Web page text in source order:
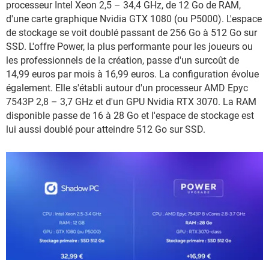
processeur Intel Xeon 2,5 – 34,4 GHz, de 12 Go de RAM,
d'une carte graphique Nvidia GTX 1080 (ou P5000). L'espace
de stockage se voit doublé passant de 256 Go à 512 Go sur
SSD. L'offre Power, la plus performante pour les joueurs ou
les professionnels de la création, passe d'un surcoût de
14,99 euros par mois à 16,99 euros. La configuration évolue
également. Elle s'établi autour d'un processeur AMD Epyc
7543P 2,8 – 3,7 GHz et d'un GPU Nvidia RTX 3070. La RAM
disponible passe de 16 à 28 Go et l'espace de stockage est
lui aussi doublé pour atteindre 512 Go sur SSD.